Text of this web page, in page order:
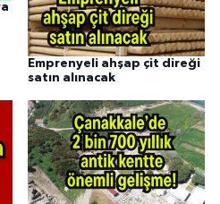
Emprenyeli ahşap çit direği
satın alınacak